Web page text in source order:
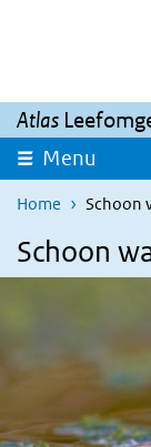
Atlas
Menu
Home Schoon
Schoon